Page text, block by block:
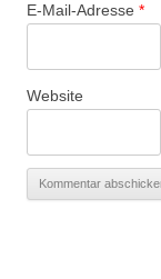
E-Mail-Adresse *
Website